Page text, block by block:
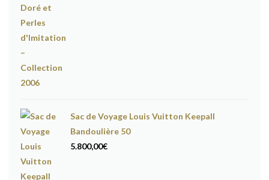
Sac de Voyage Louis Vuitton Keepall
Bandoulière 50
5.800,00€